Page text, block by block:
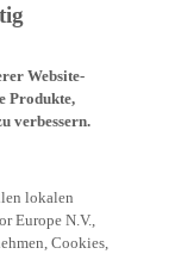
Website-
Produkte,
verbessern.
lokalen
Europe N.V.,
Cookies,